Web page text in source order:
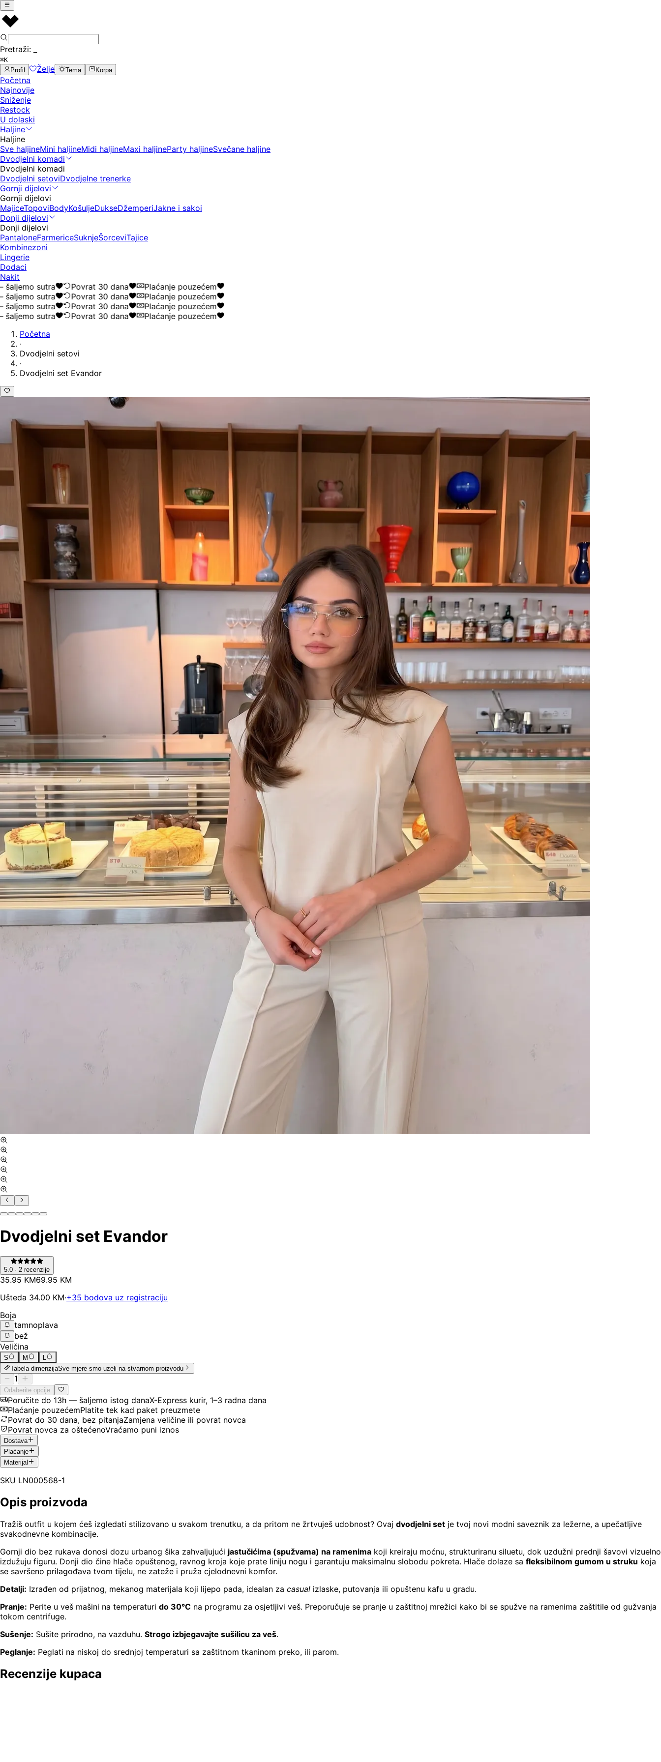
Pretraži:
⌘K
Profil
Želje Tema Korpa
Početna
Najnovije
Sniženje
Restock
U dolaski
Haljine
Haljine
Sve haljineMini haljineMidi haljineMaxi haljineParty haljineSvečane haljine
Dvodjelni komadi
Dvodjelni komadi
Dvodjelni setoviDvodjelne trenerke
Gornji dijelovi
Gornji dijelovi
MajiceTopoviBodyKošuljeDukseDžemperiJakne i sakoi
Donji dijelovi
Donji dijelovi
PantaloneFarmericeSuknjeŠorceviTajice
Kombinezoni
Lingerie
Dodaci
Nakit
sutra
Povrat 30 dana
Plaćanje pouzećem
sutra
Povrat 30 dana
Plaćanje pouzećem
sutra
Povrat 30 dana
Plaćanje pouzećem
sutra
Povrat 30 dana
Plaćanje pouzećem
Početna
·
Dvodjelni setovi
·
Dvodjelni set Evandor
Dvodjelni set Evandor
5.0 · 2 recenzije
35.95 KM69.95 KM
Ušteda 34.00 KM·+35 bodova uz registraciju
Boja
tamnoplava
bež
Veličina
S M
L
Tabela dimenzijaSve mjere smo uzeli na stvarnom proizvodu
1
Odaberite opcije
Poručite do 13h — šaljemo istog danaX-Express kurir, 1–3 radna dana
Plaćanje pouzećemPlatite tek kad paket preuzmete
Povrat do 30 dana, bez pitanjaZamjena veličine ili povrat novca
Povrat novca za oštećenoVraćamo puni iznos
Dostava
Plaćanje
Materijal
SKU LN000568-1
Opis proizvoda
Tražiš outfit u kojem ćeš izgledati stilizovano u svakom trenutku, a da pritom ne žrtvuješ udobnost? Ovaj dvodjelni set je tvoj novi modni saveznik za ležerne, a upečatljive
svakodnevne kombinacije.
Gornji dio bez rukava donosi dozu urbanog šika zahvaljujući jastučićima (spužvama) na ramenima koji kreiraju moćnu, strukturiranu siluetu, dok uzdužni prednji šavovi vizuelno
izdužuju figuru. Donji dio čine hlače opuštenog, ravnog kroja koje prate liniju nogu i garantuju maksimalnu slobodu pokreta. Hlače dolaze sa fleksibilnom gumom u struku koja
se savršeno prilagođava tvom tijelu, ne zateže i pruža cjelodnevni komfor.
Detalji: Izrađen od prijatnog, mekanog materijala koji lijepo pada, idealan za casual izlaske, putovanja ili opuštenu kafu u gradu.
Pranje: Perite u veš mašini na temperaturi do 30°C na programu za osjetljivi veš. Preporučuje se pranje u zaštitnoj mrežici kako bi se spužve na ramenima zaštitile od gužvanja
tokom centrifuge.
Sušenje: Sušite prirodno, na vazduhu. Strogo izbjegavajte sušilicu za veš.
Peglanje: Peglati na niskoj do srednjoj temperaturi sa zaštitnom tkaninom preko, ili parom.
Recenzije kupaca